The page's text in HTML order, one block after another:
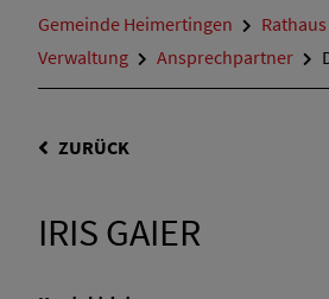
Gemeinde Heimertingen
Verwaltung
Ansprechpartner
ZURÜCK
IRIS GAIER